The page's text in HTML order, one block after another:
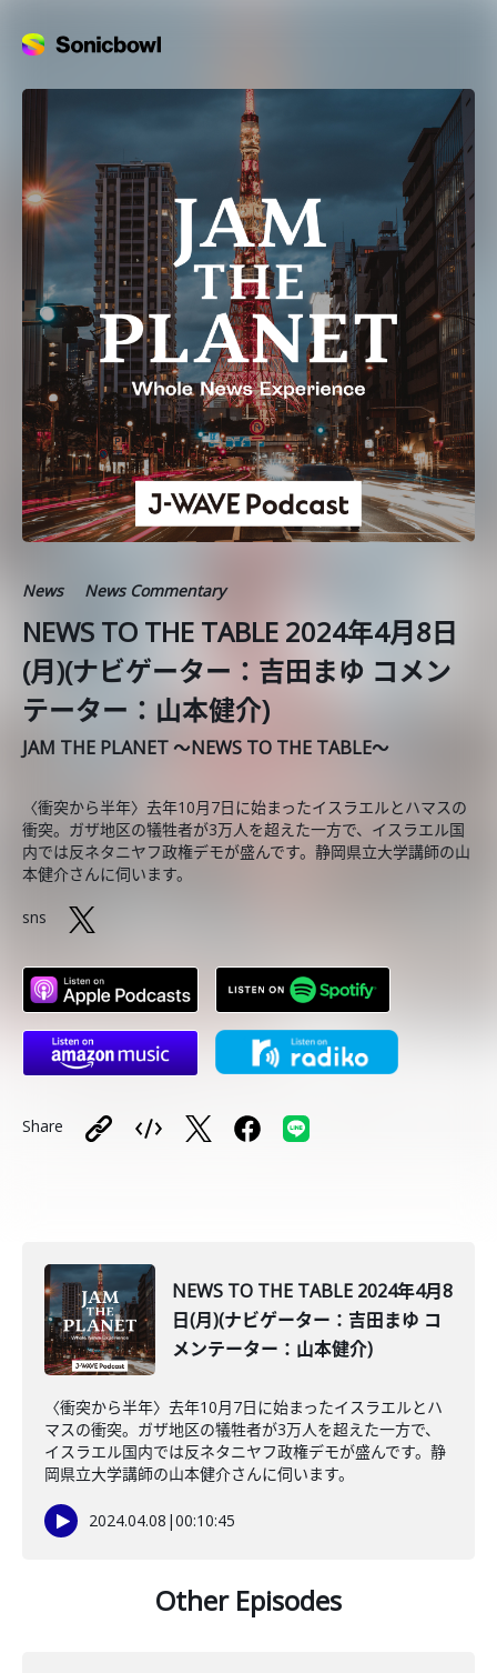
News News Commentary
NEWS TO THE TABLE 2024年4月8日
(月)(ナビゲーター：吉田まゆ コメン
テーター：山本健介)
JAM THE PLANET ～NEWS TO THE TABLE～
〈衝突から半年〉去年10月7日に始まったイスラエルとハマスの
衝突。ガザ地区の犠牲者が3万人を超えた一方で、イスラエル国
内では反ネタニヤフ政権デモが盛んです。静岡県立大学講師の山
本健介さんに伺います。
sns
Share
NEWS TO THE TABLE 2024年4月8
日(月)(ナビゲーター：吉田まゆ コ
メンテーター：山本健介)
〈衝突から半年〉去年10月7日に始まったイスラエルとハ
マスの衝突。ガザ地区の犠牲者が3万人を超えた一方で、
イスラエル国内では反ネタニヤフ政権デモが盛んです。静
岡県立大学講師の山本健介さんに伺います。
2024.04.08 |00:10:45
Other Episodes